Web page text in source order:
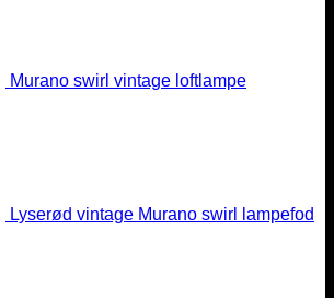
Murano swirl vintage loftlampe
Lyserød vintage Murano swirl lampefod